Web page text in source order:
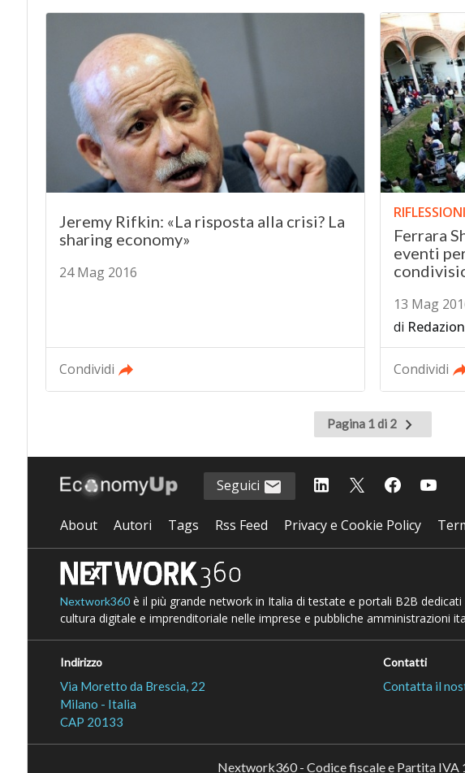
Jeremy Rifkin: «La risposta alla crisi? La
sharing economy»
24 Mag 2016
Condividi
RIFLESSIONI
Ferrara
eventi
13 Mag
di
Condividi
Pagina 1 di 2
Pagina
successiva
Seguici
About Autori Tags Rss Feed Privacy e Cookie Policy
Nextwork360è il più grande network in Italia di testate e portali B2B
cultura digitale e imprenditoriale nelle imprese e pubbliche amministrazioni
Indirizzo
Via Moretto da Brescia, 22
Milano - Italia
CAP 20133
Contatti
Contatta il
Nextwork360 - Codice fiscale e Partita IVA